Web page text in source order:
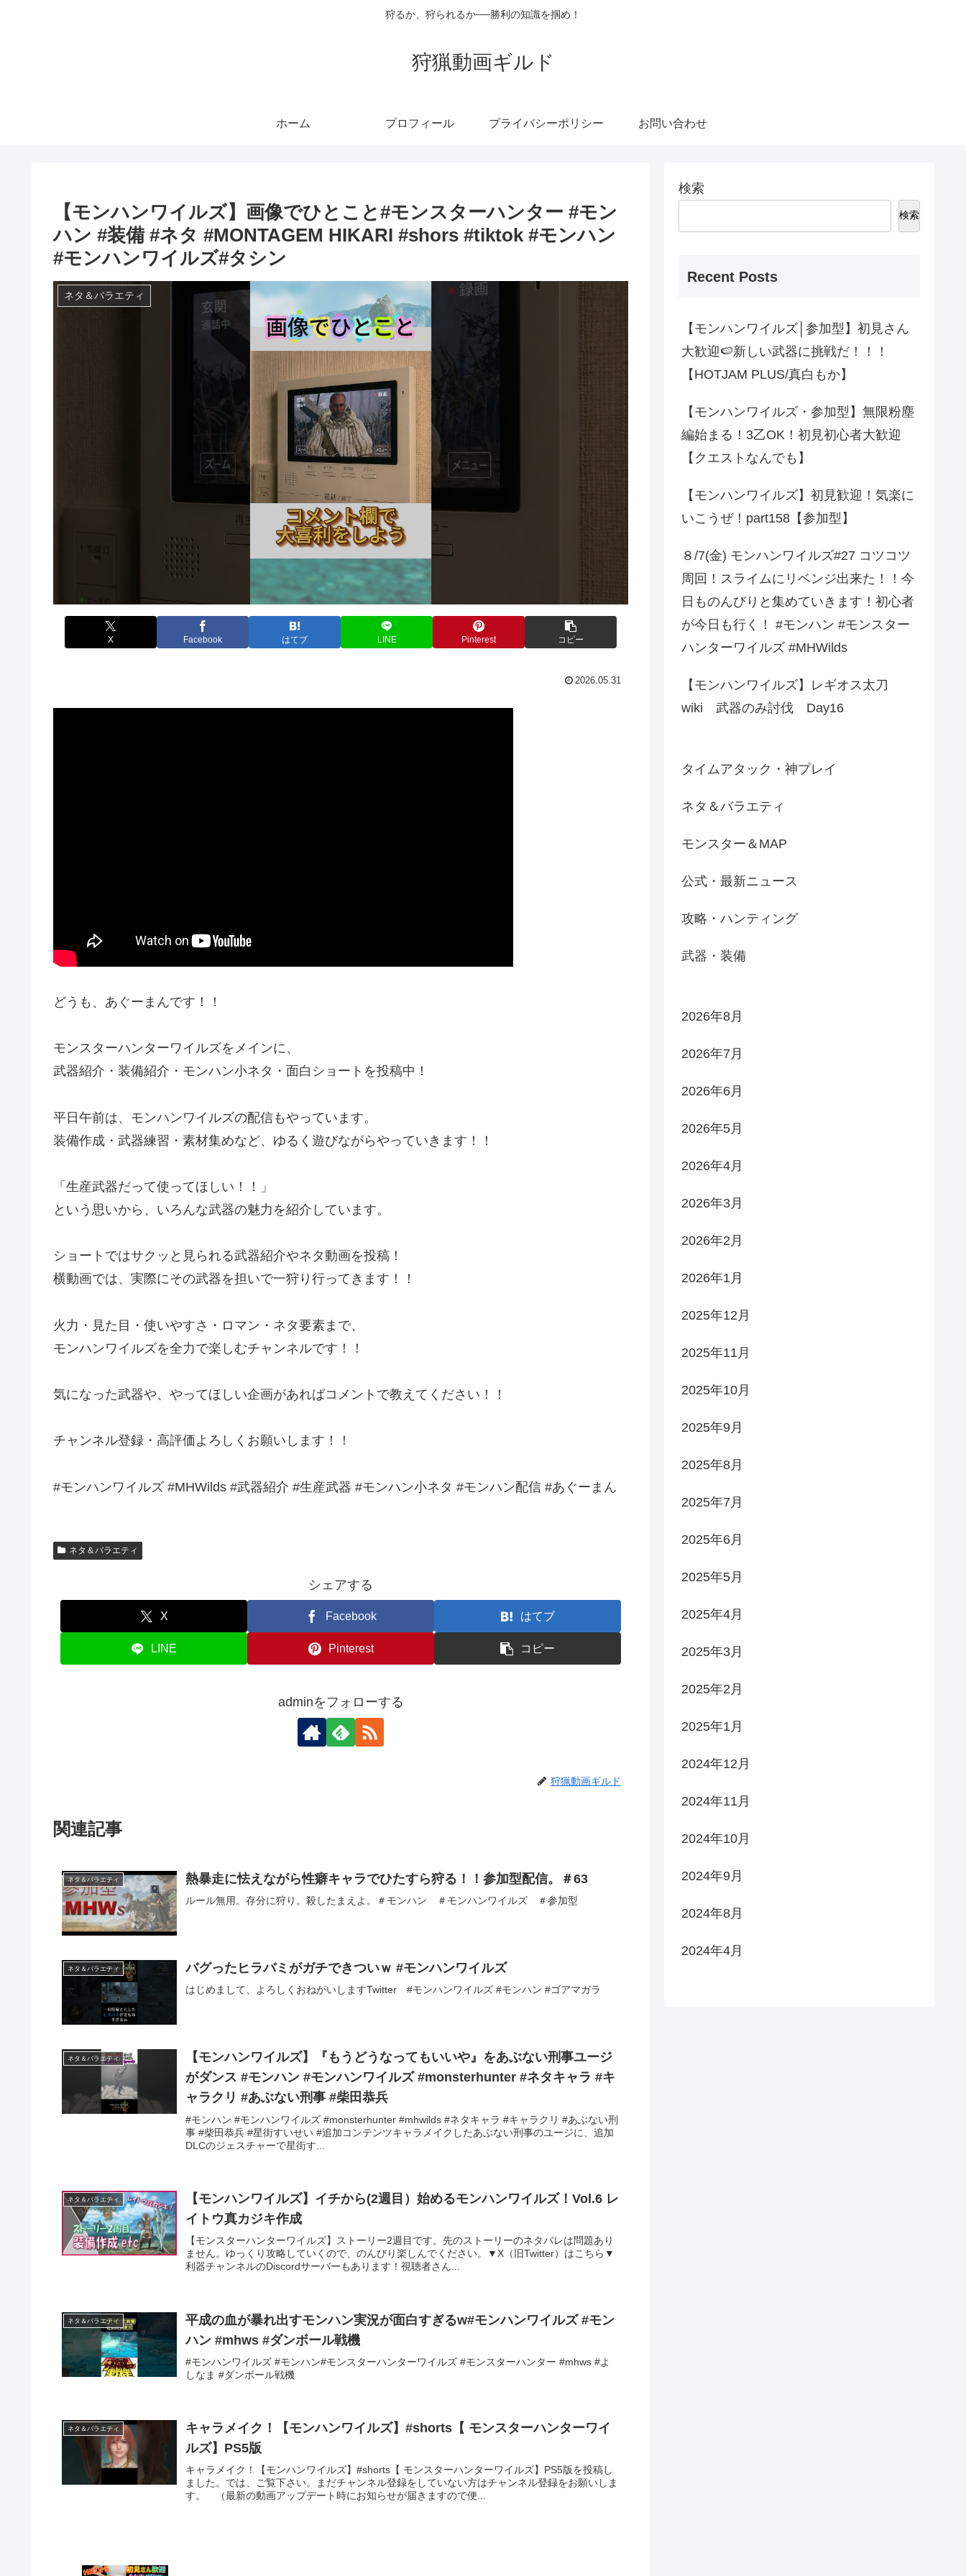
狩るか、狩られるか──勝利の知識を掴め！
狩猟動画ギルド
ホーム プロフィール プライバシーポリシー お問い合わせ
【モンハンワイルズ】画像でひとこと#モンスターハンター #モン
ハン #装備 #ネタ #MONTAGEM HIKARI #shors #tiktok #モンハン
#モンハンワイルズ#タシン
ネタ＆バラエティ
X Facebook はてブ LINE Pinterest コピー
2026.05.31
どうも、あぐーまんです！！
モンスターハンターワイルズをメインに、
武器紹介・装備紹介・モンハン小ネタ・面白ショートを投稿中！
平日午前は、モンハンワイルズの配信もやっています。
装備作成・武器練習・素材集めなど、ゆるく遊びながらやっていきます！！
「生産武器だって使ってほしい！！」
という思いから、いろんな武器の魅力を紹介しています。
ショートではサクッと見られる武器紹介やネタ動画を投稿！
横動画では、実際にその武器を担いで一狩り行ってきます！！
火力・見た目・使いやすさ・ロマン・ネタ要素まで、
モンハンワイルズを全力で楽しむチャンネルです！！
気になった武器や、やってほしい企画があればコメントで教えてください！！
チャンネル登録・高評価よろしくお願いします！！
#モンハンワイルズ #MHWilds #武器紹介 #生産武器 #モンハン小ネタ #モンハン配信 #あぐーまん
ネタ＆バラエティ
シェアする
X Facebook はてブ
LINE Pinterest コピー
adminをフォローする
狩猟動画ギルド
関連記事
ネタ＆バラエティ 熱暴走に怯えながら性癖キャラでひたすら狩る！！参加型配信。＃63
ルール無用。存分に狩り。殺したまえよ。＃モンハン ＃モンハンワイルズ ＃参加型
ネタ＆バラエティ バグったヒラバミがガチできついｗ #モンハンワイルズ
はじめまして、よろしくおねがいしますTwitter #モンハンワイルズ #モンハン #ゴアマガラ
ネタ＆バラエティ
【モンハンワイルズ】『もうどうなってもいいや』をあぶない刑事ユージ
がダンス #モンハン #モンハンワイルズ #monsterhunter #ネタキャラ #キ
ャラクリ #あぶない刑事 #柴田恭兵
#モンハン #モンハンワイルズ #monsterhunter #mhwilds #ネタキャラ #キャラクリ #あぶない刑
事 #柴田恭兵 #星街すいせい #追加コンテンツキャラメイクしたあぶない刑事のユージに、追加
DLCのジェスチャーで星街す...
ネタ＆バラエティ
【モンハンワイルズ】イチから(2週目）始めるモンハンワイルズ！Vol.6 レ
イトウ真カジキ作成
【モンスターハンターワイルズ】ストーリー2週目です。先のストーリーのネタバレは問題あり
ません。ゆっくり攻略していくので、のんびり楽しんでください。▼X（旧Twitter）はこちら▼
利器チャンネルのDiscordサーバーもあります！視聴者さん...
ネタ＆バラエティ
平成の血が暴れ出すモンハン実況が面白すぎるw#モンハンワイルズ #モン
ハン #mhws #ダンボール戦機
#モンハンワイルズ #モンハン#モンスターハンターワイルズ #モンスターハンター #mhws #よ
しなま #ダンボール戦機
ネタ＆バラエティ
キャラメイク！【モンハンワイルズ】#shorts【 モンスターハンターワイ
ルズ】PS5版
キャラメイク！【モンハンワイルズ】#shorts【 モンスターハンターワイルズ】PS5版を投稿し
ました。では、ご覧下さい。まだチャンネル登録をしていない方はチャンネル登録をお願いしま
す。 （最新の動画アップデート時にお知らせが届きますので便...
検索
検索
Recent Posts
【モンハンワイルズ│参加型】初見さん
大歓迎🍉新しい武器に挑戦だ！！！
【HOTJAM PLUS/真白もか】
【モンハンワイルズ・参加型】無限粉塵
編始まる！3乙OK！初見初心者大歓迎
【クエストなんでも】
【モンハンワイルズ】初見歓迎！気楽に
いこうぜ！part158【参加型】
８/7(金) モンハンワイルズ#27 コツコツ
周回！スライムにリベンジ出来た！！今
日ものんびりと集めていきます！初心者
が今日も行く！ #モンハン #モンスター
ハンターワイルズ #MHWilds
【モンハンワイルズ】レギオス太刀
wiki 武器のみ討伐 Day16
タイムアタック・神プレイ
ネタ＆バラエティ
モンスター＆MAP
公式・最新ニュース
攻略・ハンティング
武器・装備
2026年8月
2026年7月
2026年6月
2026年5月
2026年4月
2026年3月
2026年2月
2026年1月
2025年12月
2025年11月
2025年10月
2025年9月
2025年8月
2025年7月
2025年6月
2025年5月
2025年4月
2025年3月
2025年2月
2025年1月
2024年12月
2024年11月
2024年10月
2024年9月
2024年8月
2024年4月